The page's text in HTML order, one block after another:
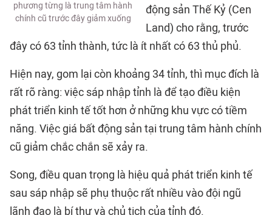
phương từng là trung tâm hành
chính cũ trước đây giảm xuống
động sản Thế Kỷ (Cen
Land) cho rằng, trước
đây có 63 tỉnh thành, tức là ít nhất có 63 thủ phủ.
Hiện nay, gom lại còn khoảng 34 tỉnh, thì mục đích là
rất rõ ràng: việc sáp nhập tỉnh là để tạo điều kiện
phát triển kinh tế tốt hơn ở những khu vực có tiềm
năng. Việc giá bất động sản tại trung tâm hành chính
cũ giảm chắc chắn sẽ xảy ra.
Song, điều quan trọng là hiệu quả phát triển kinh tế
sau sáp nhập sẽ phụ thuộc rất nhiều vào đội ngũ
lãnh đạo là bí thư và chủ tịch của tỉnh đó.